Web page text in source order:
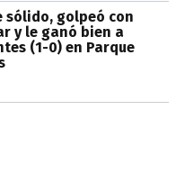
sólido, golpeó con
y le ganó bien a
(1-0) en Parque